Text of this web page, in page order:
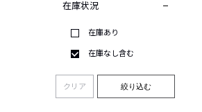
在庫状況
在庫あり
在庫なし含む
クリア 絞り込む